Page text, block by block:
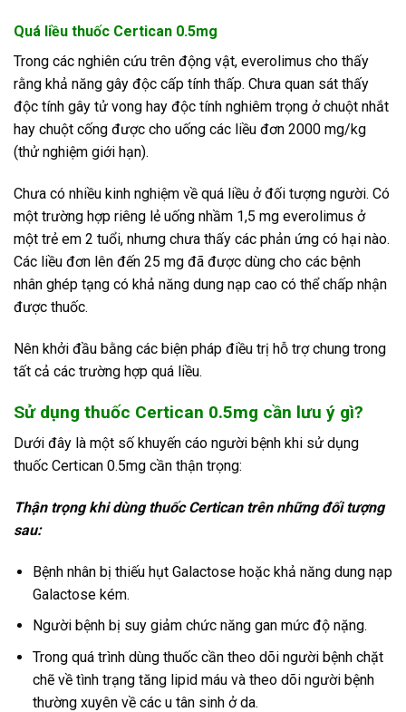
Quá liều thuốc Certican 0.5mg
Trong các nghiên cứu trên động vật, everolimus cho thấy
rằng khả năng gây độc cấp tính thấp. Chưa quan sát thấy
độc tính gây tử vong hay độc tính nghiêm trọng ở chuột nhắt
hay chuột cống được cho uống các liều đơn 2000 mg/kg
(thử nghiệm giới hạn).
Chưa có nhiều kinh nghiệm về quá liều ở đối tượng người. Có
một trường hợp riêng lẻ uống nhầm 1,5 mg everolimus ở
một trẻ em 2 tuổi, nhưng chưa thấy các phản ứng có hại nào.
Các liều đơn lên đến 25 mg đã được dùng cho các bệnh
nhân ghép tạng có khả năng dung nạp cao có thể chấp nhận
được thuốc.
Nên khởi đầu bằng các biện pháp điều trị hỗ trợ chung trong
tất cả các trường hợp quá liều.
Sử dụng thuốc Certican 0.5mg cần lưu ý gì?
Dưới đây là một số khuyến cáo người bệnh khi sử dụng
thuốc Certican 0.5mg cần thận trọng:
Thận trọng khi dùng thuốc Certican trên những đối tượng
sau:
Bệnh nhân bị thiếu hụt Galactose hoặc khả năng dung nạp
Galactose kém.
Người bệnh bị suy giảm chức năng gan mức độ nặng.
Trong quá trình dùng thuốc cần theo dõi người bệnh chặt
chẽ về tình trạng tăng lipid máu và theo dõi người bệnh
thường xuyên về các u tân sinh ở da.